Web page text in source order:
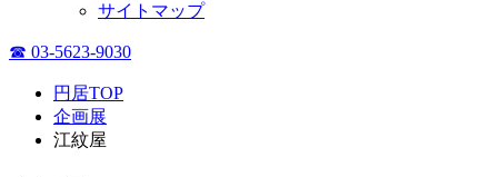
サイトマップ
☎ 03-5623-9030
円居TOP
企画展
江紋屋